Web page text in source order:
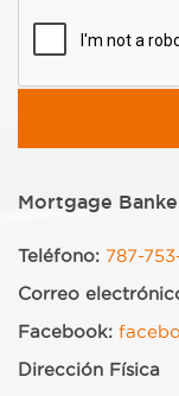
Mortgage
Teléfono: 787-
Correo
Facebook:
Dirección Física